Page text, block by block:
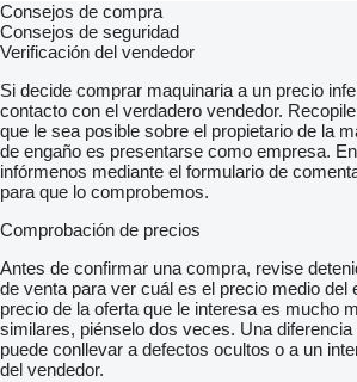
- Matrix / Fahrziel-Anlage
- Matrix Hersteller: Gobra
- doppelbreite Tür Anzahl: 4x
- HebeSenk-Anlage
- Servolenkung
- Fahrtenschreiber Scheibe
- Sonnenblende
- Außenspiegel Elektrisch
- Dachluken
- Dachventilatoren
- Dachlüfter
- Audio, Kommunikation, Elektronik:
-
- Radio
- CD
-
- Sonstiges:
Consejos de compra
Consejos de seguridad
Verificación del vendedor
Si decide comprar maquinaria a un precio
contacto con el verdadero vendedor.
que le sea posible sobre el propietario de la
de engaño es presentarse como empresa.
infórmenos mediante el formulario de
para que lo comprobemos.
Comprobación de precios
Antes de confirmar una compra, revise
de venta para ver cuál es el precio medio del
precio de la oferta que le interesa es mucho
similares, piénselo dos veces. Una
puede conllevar a defectos ocultos o a un
del vendedor.